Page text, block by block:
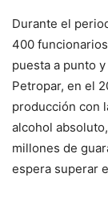
Durante el
400
puesta a punto
Petropar, en el
producción con
alcohol
millones de
espera superar